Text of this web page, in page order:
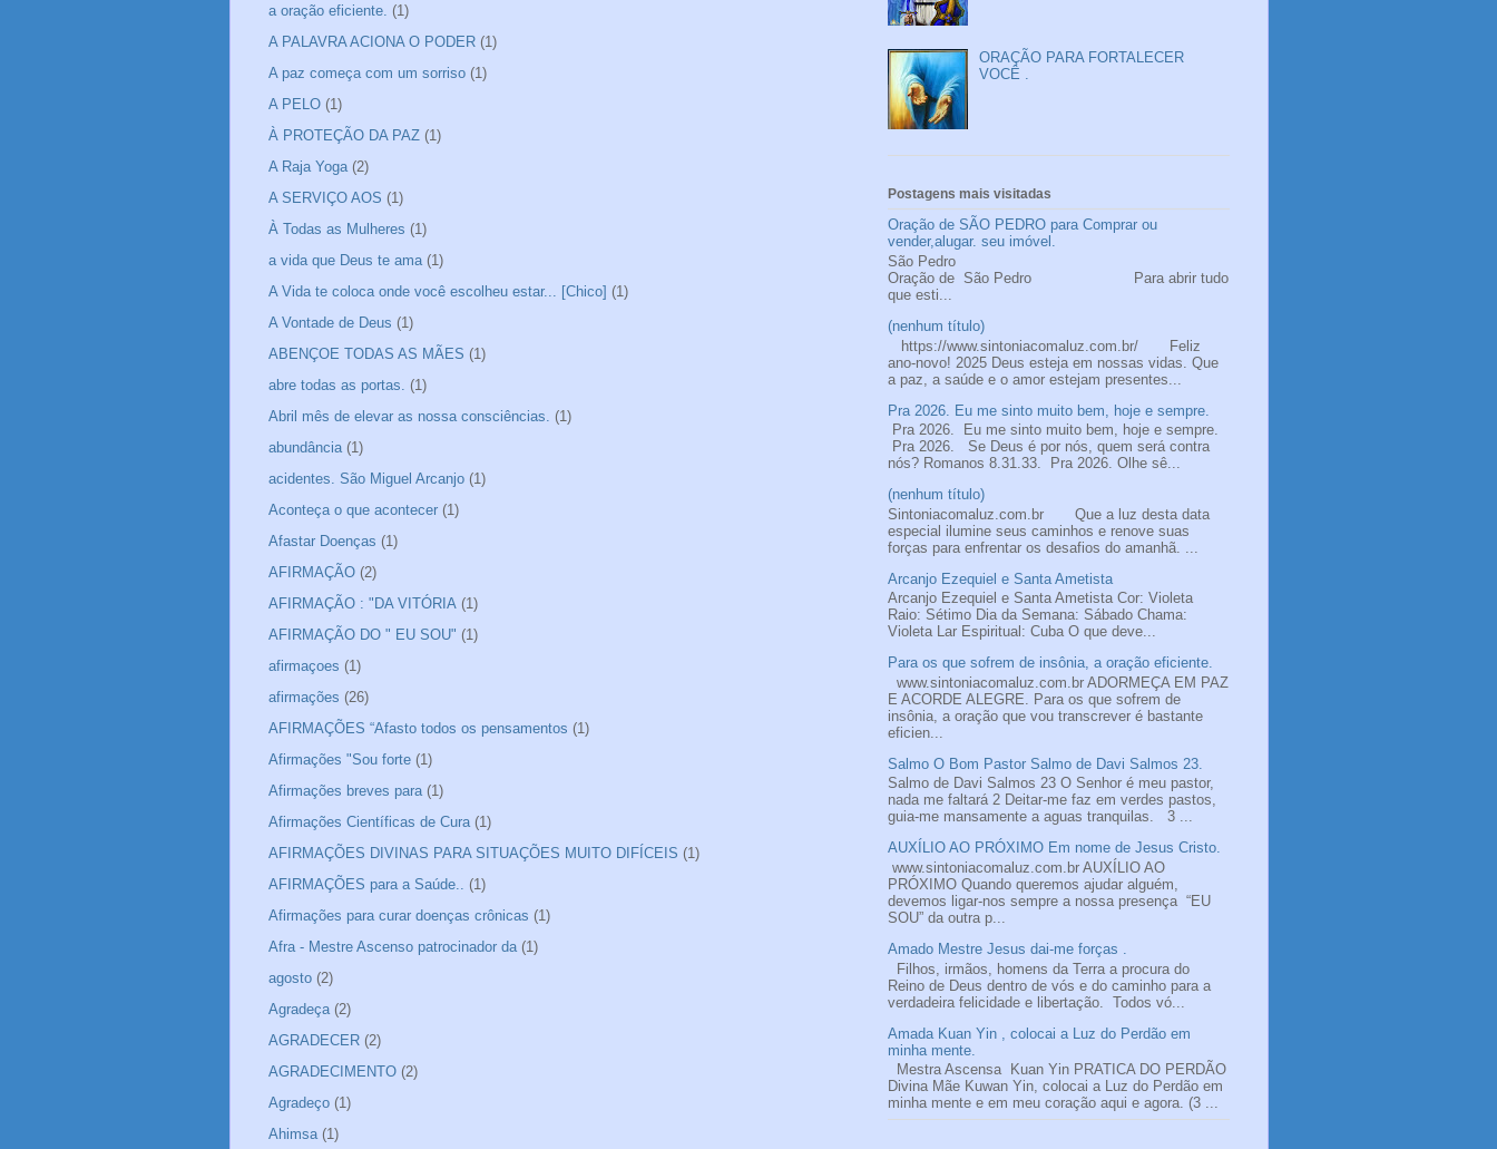
a oração eficiente. (1)
A PALAVRA ACIONA O PODER (1)
A paz começa com um sorriso (1)
A PELO (1)
À PROTEÇÃO DA PAZ (1)
A Raja Yoga (2)
A SERVIÇO AOS (1)
À Todas as Mulheres (1)
a vida que Deus te ama (1)
A Vida te coloca onde você escolheu estar... [Chico] (1)
A Vontade de Deus (1)
ABENÇOE TODAS AS MÃES (1)
abre todas as portas. (1)
Abril mês de elevar as nossa consciências. (1)
abundância (1)
acidentes. São Miguel Arcanjo (1)
Aconteça o que acontecer (1)
Afastar Doenças (1)
AFIRMAÇÃO (2)
AFIRMAÇÃO : "DA VITÓRIA (1)
AFIRMAÇÃO DO " EU SOU" (1)
afirmaçoes (1)
afirmações (26)
AFIRMAÇÕES “Afasto todos os pensamentos (1)
Afirmações "Sou forte (1)
Afirmações breves para (1)
Afirmações Científicas de Cura (1)
AFIRMAÇÕES DIVINAS PARA SITUAÇÕES MUITO DIFÍCEIS (1)
AFIRMAÇÕES para a Saúde..
(1)
Afirmações para curar doenças crônicas (1)
Afra - Mestre Ascenso patrocinador da (1)
agosto (2)
Agradeça (2)
AGRADECER (2)
AGRADECIMENTO (2)
Agradeço (1)
Ahimsa (1)
ORAÇÃO PARA FORTALECER
VOCÊ .
Postagens mais visitadas
Oração de SÃO PEDRO para Comprar ou
vender,alugar. seu imóvel.
São Pedro
Oração de São Pedro Para abrir tudo
que esti...
(nenhum título)
https://www.sintoniacomaluz.com.br/ Feliz
ano-novo! 2025 Deus esteja em nossas vidas. Que
a paz, a saúde e o amor estejam presentes...
Pra 2026. Eu me sinto muito bem, hoje e sempre.
Pra 2026. Eu me sinto muito bem, hoje e sempre.
Pra 2026. Se Deus é por nós, quem será contra
nós? Romanos 8.31.33. Pra 2026. Olhe sê...
(nenhum título)
Sintoniacomaluz.com.br Que a luz desta data
especial ilumine seus caminhos e renove suas
forças para enfrentar os desafios do amanhã. ...
Arcanjo Ezequiel e Santa Ametista
Arcanjo Ezequiel e Santa Ametista Cor: Violeta
Raio: Sétimo Dia da Semana: Sábado Chama:
Violeta Lar Espiritual: Cuba O que deve...
Para os que sofrem de insônia, a oração eficiente.
www.sintoniacomaluz.com.br ADORMEÇA EM PAZ
E ACORDE ALEGRE. Para os que sofrem de
insônia, a oração que vou transcrever é bastante
eficien...
Salmo O Bom Pastor Salmo de Davi Salmos 23.
Salmo de Davi Salmos 23 O Senhor é meu pastor,
nada me faltará 2 Deitar-me faz em verdes pastos,
guia-me mansamente a aguas tranquilas. 3 ...
AUXÍLIO AO PRÓXIMO Em nome de Jesus Cristo.
www.sintoniacomaluz.com.br AUXÍLIO AO
PRÓXIMO Quando queremos ajudar alguém,
devemos ligar-nos sempre a nossa presença “EU
SOU” da outra p...
Amado Mestre Jesus dai-me forças .
Filhos, irmãos, homens da Terra a procura do
Reino de Deus dentro de vós e do caminho para a
verdadeira felicidade e libertação. Todos vó...
Amada Kuan Yin , colocai a Luz do Perdão em
minha mente.
Mestra Ascensa Kuan Yin PRATICA DO PERDÃO
Divina Mãe Kuwan Yin, colocai a Luz do Perdão em
minha mente e em meu coração aqui e agora. (3 ...